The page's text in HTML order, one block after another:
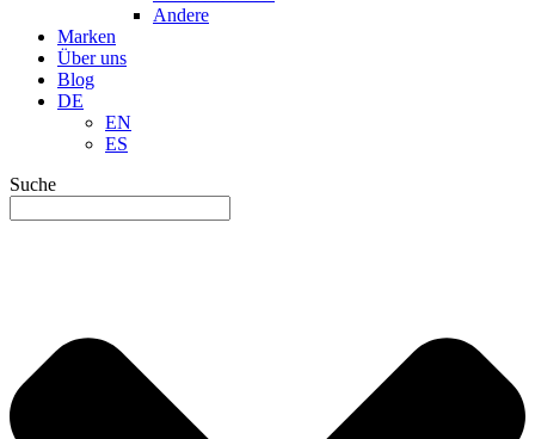
Andere
Marken
Über uns
Blog
DE
EN
ES
Suche